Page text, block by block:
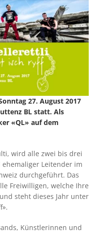
27. August 2017
BL statt. Als
«QL» auf dem
wird alle zwei bis drei
ehemaliger Leitender im
durchgeführt. Das
Freiwilligen, welche Ihre
steht dieses Jahr unter
Künstlerinnen und